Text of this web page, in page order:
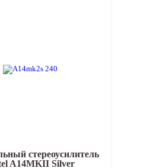
стереоусилитель
A14MKII Silver